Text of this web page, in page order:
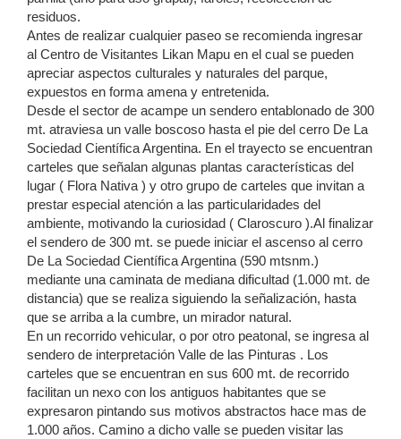
residuos.
Antes de realizar cualquier paseo se recomienda ingresar
al Centro de Visitantes Likan Mapu en el cual se pueden
apreciar aspectos culturales y naturales del parque,
expuestos en forma amena y entretenida.
Desde el sector de acampe un sendero entablonado de 300
mt. atraviesa un valle boscoso hasta el pie del cerro De La
Sociedad Científica Argentina. En el trayecto se encuentran
carteles que señalan algunas plantas características del
lugar ( Flora Nativa ) y otro grupo de carteles que invitan a
prestar especial atención a las particularidades del
ambiente, motivando la curiosidad ( Claroscuro ).Al finalizar
el sendero de 300 mt. se puede iniciar el ascenso al cerro
De La Sociedad Científica Argentina (590 mtsnm.)
mediante una caminata de mediana dificultad (1.000 mt. de
distancia) que se realiza siguiendo la señalización, hasta
que se arriba a la cumbre, un mirador natural.
En un recorrido vehicular, o por otro peatonal, se ingresa al
sendero de interpretación Valle de las Pinturas . Los
carteles que se encuentran en sus 600 mt. de recorrido
facilitan un nexo con los antiguos habitantes que se
expresaron pintando sus motivos abstractos hace mas de
1.000 años. Camino a dicho valle se pueden visitar las